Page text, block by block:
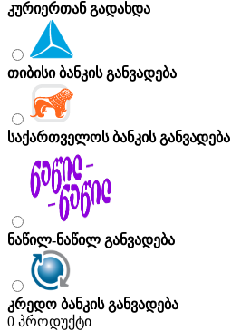
კურიერთან გადახდა
თიბისი ბანკის განვადება
საქართველოს ბანკის განვადება
ნაწილ-ნაწილ განვადება
კრედო ბანკის განვადება
0 პროდუქტი